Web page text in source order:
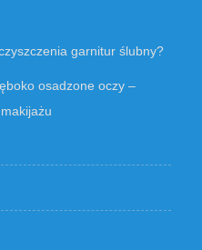
garnitur ślubny?
osadzone oczy –